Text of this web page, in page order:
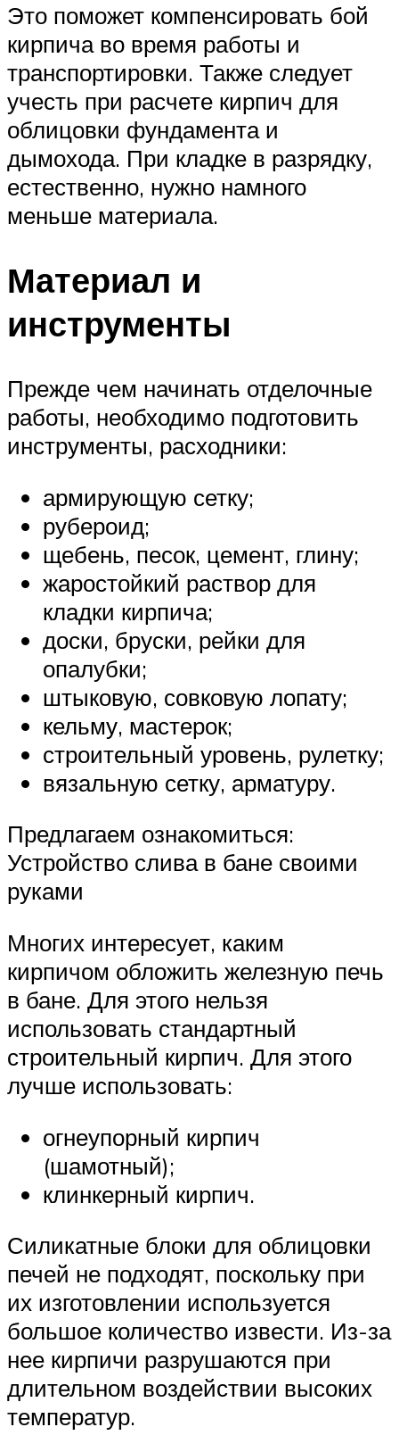
Это поможет компенсировать бой
кирпича во время работы и
транспортировки. Также следует
учесть при расчете кирпич для
облицовки фундамента и
дымохода. При кладке в разрядку,
естественно, нужно намного
меньше материала.
Материал и
инструменты
Прежде чем начинать отделочные
работы, необходимо подготовить
инструменты, расходники:
армирующую сетку;
рубероид;
щебень, песок, цемент, глину;
жаростойкий раствор для
кладки кирпича;
доски, бруски, рейки для
опалубки;
штыковую, совковую лопату;
кельму, мастерок;
строительный уровень, рулетку;
вязальную сетку, арматуру.
Предлагаем ознакомиться:
Устройство слива в бане своими
руками
Многих интересует, каким
кирпичом обложить железную печь
в бане. Для этого нельзя
использовать стандартный
строительный кирпич. Для этого
лучше использовать:
огнеупорный кирпич
(шамотный);
клинкерный кирпич.
Силикатные блоки для облицовки
печей не подходят, поскольку при
их изготовлении используется
большое количество извести. Из-за
нее кирпичи разрушаются при
длительном воздействии высоких
температур.